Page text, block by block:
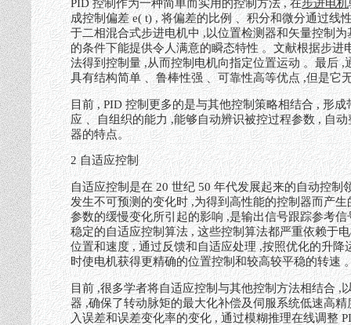
PID 控制作为一种简单而实用的控制方法 , 在步进电机
成控制偏差 e( t) , 将偏差的比例 、积分和微分通过线
于二相混合式步进电机中 ,以位置检测器和矢量控制
的条件下能提供令人满意的瞬态特性 。文献根据步进
法得到控制量 ,从而控制电机向指定位置运动 。最后
具有结构简单 、鲁棒性强 、可靠性高等优点 ,但是它
目前 , PID 控制更多的是与其他控制策略相结合 , 形
应 、自组织的能力 ,能够自动辨识被控过程参数 , 自
器的特点。
2 自适应控制
自适应控制是在 20 世纪 50 年代发展起来的自动控
发生不可预测的变化时 ,为得到高性能的控制器而产
参数的缓慢变化所引起的影响 ,是输出信号跟踪参考
稳定的自适应控制算法 , 这些控制算法都严重依赖于
位置和速度 , 通过反馈和自适应处理 ,按照优化的升
时使电机获得更精确的位置控制和较高较平稳的转速
目前 ,很多学者将自适应控制与其他控制方法相结合
器 ,确保了转动脉矩的最大化补偿及伺服系统低速高
入误差和误差变化率的变化 , 通过模糊推理在线调整